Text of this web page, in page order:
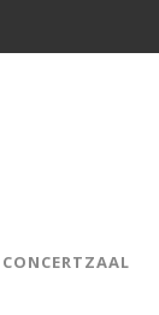
CONCERTZAAL